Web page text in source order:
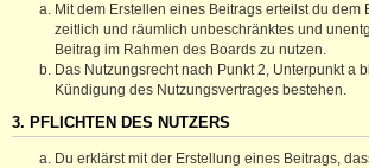
Mit dem Erstellen eines Beitrags erteilst du dem
zeitlich und räumlich unbeschränktes und
Beitrag im Rahmen des Boards zu nutzen.
Das Nutzungsrecht nach Punkt 2, Unterpunkt a
Kündigung des Nutzungsvertrages bestehen.
3. PFLICHTEN DES NUTZERS
Du erklärst mit der Erstellung eines Beitrags,